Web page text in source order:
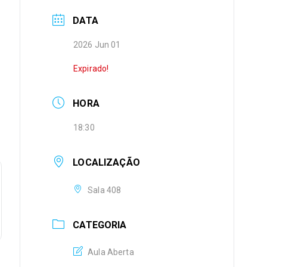
DATA
2026 Jun 01
Expirado!
HORA
18:30
LOCALIZAÇÃO
Sala 408
CATEGORIA
Aula Aberta